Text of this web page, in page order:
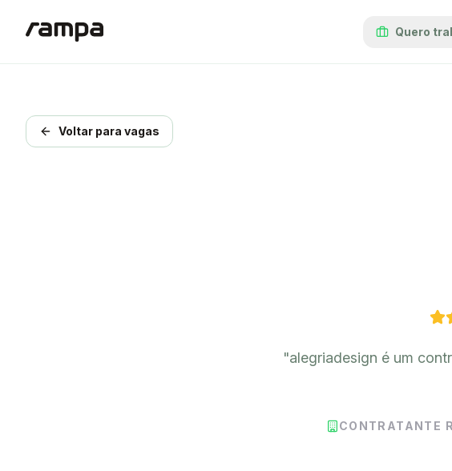
Quero
Voltar para vagas
"alegriadesign é um
CONTRATANTE